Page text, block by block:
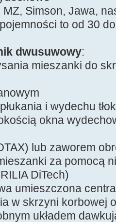
MZ, Simson, Jawa,
to od 30
dwusuwowy:
mieszanki do
i wydechu
okna
lub zaworem
za pomocą
DiTech)
umieszczona
w skrzyni korbowej
układem